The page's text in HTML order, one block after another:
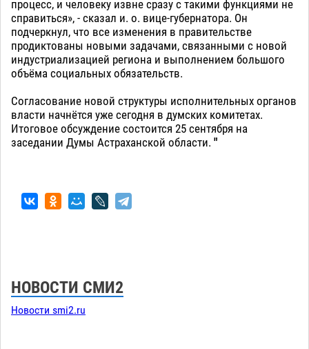
процесс, и человеку извне сразу с такими функциями не
справиться», - сказал и. о. вице-губернатора. Он
подчеркнул, что все изменения в правительстве
продиктованы новыми задачами, связанными с новой
индустриализацией региона и выполнением большого
объёма социальных обязательств.
Согласование новой структуры исполнительных органов
власти начнётся уже сегодня в думских комитетах.
Итоговое обсуждение состоится 25 сентября на
заседании Думы Астраханской области. "
НОВОСТИ СМИ2
Новости smi2.ru